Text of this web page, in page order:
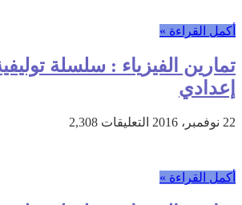
الدورة
2
إعدادي
أكمل القراءة »
إعدادي
22 نوفمبر، 2016 التعليقات على
2,308
أكمل القراءة »